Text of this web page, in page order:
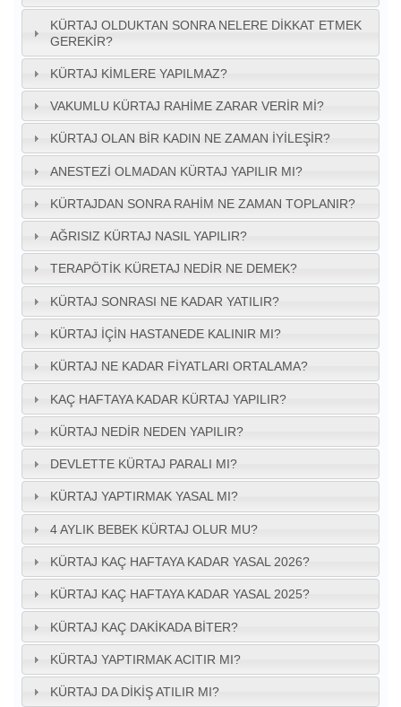
KÜRTAJ OLDUKTAN SONRA NELERE DIKKAT ETMEK
GEREKIR?
KÜRTAJ KIMLERE YAPILMAZ?
VAKUMLU KÜRTAJ RAHIME ZARAR VERIR MI?
KÜRTAJ OLAN BIR KADIN NE ZAMAN IYILEŞIR?
ANESTEZI OLMADAN KÜRTAJ YAPILIR MI?
KÜRTAJDAN SONRA RAHIM NE ZAMAN TOPLANIR?
AĞRISIZ KÜRTAJ NASIL YAPILIR?
TERAPÖTIK KÜRETAJ NEDIR NE DEMEK?
KÜRTAJ SONRASI NE KADAR YATILIR?
KÜRTAJ IÇIN HASTANEDE KALINIR MI?
KÜRTAJ NE KADAR FIYATLARI ORTALAMA?
KAÇ HAFTAYA KADAR KÜRTAJ YAPILIR?
KÜRTAJ NEDIR NEDEN YAPILIR?
DEVLETTE KÜRTAJ PARALI MI?
KÜRTAJ YAPTIRMAK YASAL MI?
4 AYLIK BEBEK KÜRTAJ OLUR MU?
KÜRTAJ KAÇ HAFTAYA KADAR YASAL 2026?
KÜRTAJ KAÇ HAFTAYA KADAR YASAL 2025?
KÜRTAJ KAÇ DAKIKADA BITER?
KÜRTAJ YAPTIRMAK ACITIR MI?
KÜRTAJ DA DIKIŞ ATILIR MI?